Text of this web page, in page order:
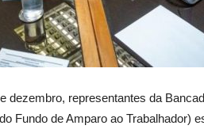
dezembro, representantes da
Fundo de Amparo ao Trabalhador)